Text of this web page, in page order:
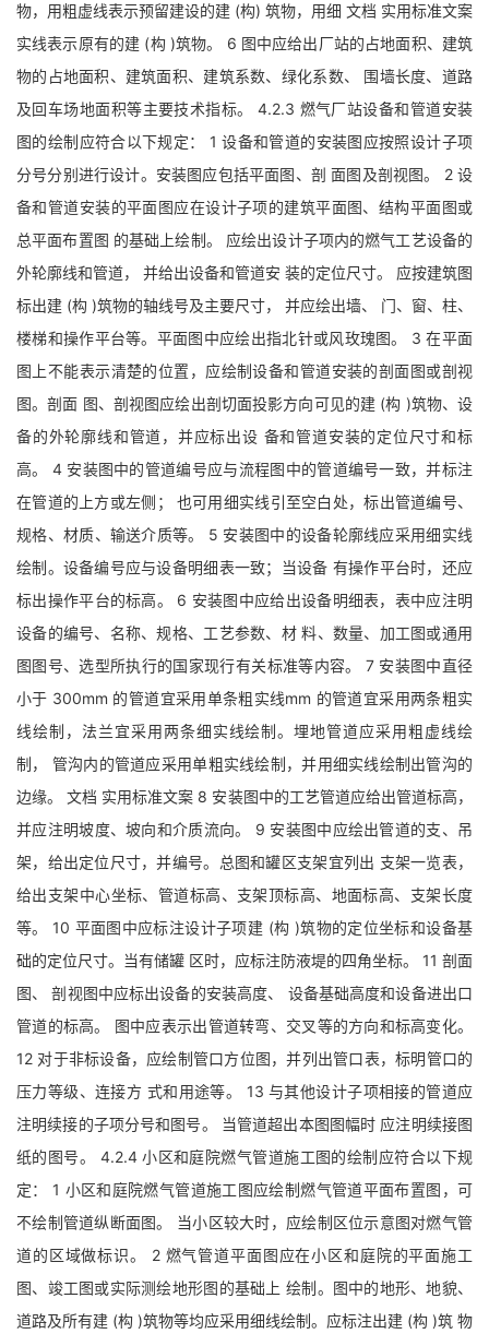
物，用粗虚线表示预留建设的建 (构) 筑物，用细 文档 实用标准文案
实线表示原有的建 (构 )筑物。 6 图中应给出厂站的占地面积、建筑
物的占地面积、建筑面积、建筑系数、绿化系数、 围墙长度、道路
及回车场地面积等主要技术指标。 4.2.3 燃气厂站设备和管道安装
图的绘制应符合以下规定： 1 设备和管道的安装图应按照设计子项
分号分别进行设计。安装图应包括平面图、剖 面图及剖视图。 2 设
备和管道安装的平面图应在设计子项的建筑平面图、结构平面图或
总平面布置图 的基础上绘制。 应绘出设计子项内的燃气工艺设备的
外轮廓线和管道， 并给出设备和管道安 装的定位尺寸。 应按建筑图
标出建 (构 )筑物的轴线号及主要尺寸， 并应绘出墙、 门、窗、柱、
楼梯和操作平台等。平面图中应绘出指北针或风玫瑰图。 3 在平面
图上不能表示清楚的位置，应绘制设备和管道安装的剖面图或剖视
图。剖面 图、剖视图应绘出剖切面投影方向可见的建 (构 )筑物、设
备的外轮廓线和管道，并应标出设 备和管道安装的定位尺寸和标
高。 4 安装图中的管道编号应与流程图中的管道编号一致，并标注
在管道的上方或左侧； 也可用细实线引至空白处，标出管道编号、
规格、材质、输送介质等。 5 安装图中的设备轮廓线应采用细实线
绘制。设备编号应与设备明细表一致；当设备 有操作平台时，还应
标出操作平台的标高。 6 安装图中应给出设备明细表，表中应注明
设备的编号、名称、规格、工艺参数、材 料、数量、加工图或通用
图图号、选型所执行的国家现行有关标准等内容。 7 安装图中直径
小于 300mm 的管道宜采用单条粗实线mm 的管道宜采用两条粗实
线绘制，法兰宜采用两条细实线绘制。埋地管道应采用粗虚线绘
制， 管沟内的管道应采用单粗实线绘制，并用细实线绘制出管沟的
边缘。 文档 实用标准文案 8 安装图中的工艺管道应给出管道标高，
并应注明坡度、坡向和介质流向。 9 安装图中应绘出管道的支、吊
架，给出定位尺寸，并编号。总图和罐区支架宜列出 支架一览表，
给出支架中心坐标、管道标高、支架顶标高、地面标高、支架长度
等。 10 平面图中应标注设计子项建 (构 )筑物的定位坐标和设备基
础的定位尺寸。当有储罐 区时，应标注防液堤的四角坐标。 11 剖面
图、 剖视图中应标出设备的安装高度、 设备基础高度和设备进出口
管道的标高。 图中应表示出管道转弯、交叉等的方向和标高变化。
12 对于非标设备，应绘制管口方位图，并列出管口表，标明管口的
压力等级、连接方 式和用途等。 13 与其他设计子项相接的管道应
注明续接的子项分号和图号。 当管道超出本图图幅时 应注明续接图
纸的图号。 4.2.4 小区和庭院燃气管道施工图的绘制应符合以下规
定： 1 小区和庭院燃气管道施工图应绘制燃气管道平面布置图，可
不绘制管道纵断面图。 当小区较大时，应绘制区位示意图对燃气管
道的区域做标识。 2 燃气管道平面图应在小区和庭院的平面施工
图、竣工图或实际测绘地形图的基础上 绘制。图中的地形、地貌、
道路及所有建 (构 )筑物等均应采用细线绘制。应标注出建 (构 )筑 物